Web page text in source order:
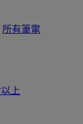
所有筆電
上